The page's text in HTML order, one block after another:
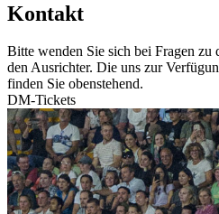
Kontakt
Bitte wenden Sie sich bei Fragen zu
den Ausrichter. Die uns zur
finden Sie obenstehend.
DM-Tickets